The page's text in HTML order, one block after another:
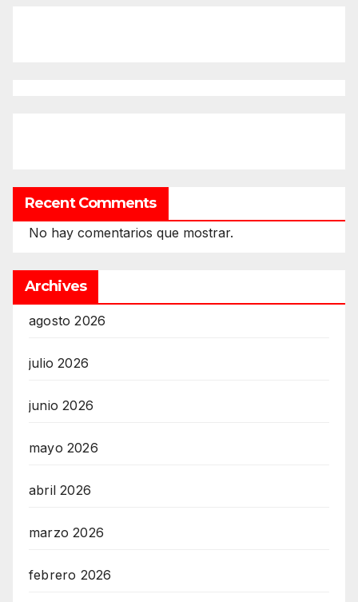
Recent Comments
No hay comentarios que mostrar.
Archives
agosto 2026
julio 2026
junio 2026
mayo 2026
abril 2026
marzo 2026
febrero 2026